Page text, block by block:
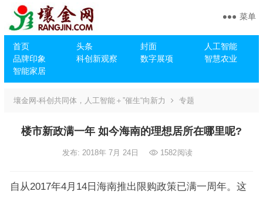
首页 头条 封面
人工智能
品牌印象
科创新观察 数字展项
智慧农业
智能家居
菜单
壤金网-科创共同体，人工智能＋”催生“向新力 专题
楼市新政满一年 如今海南的理想居所在哪里呢?
发布: 2018年 7月 24日 1582阅读
自从2017年4月14日海南推出限购政策已满一周年。这